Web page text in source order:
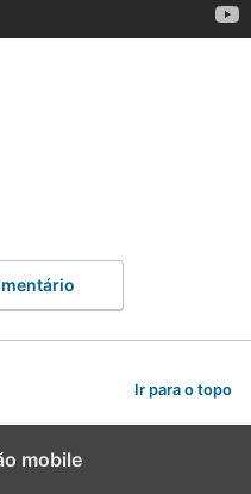
Ir para o topo
mobile